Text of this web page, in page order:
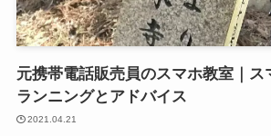
元携帯電話販売員のスマホ教室｜ス
ランニングとアドバイス
2021.04.21